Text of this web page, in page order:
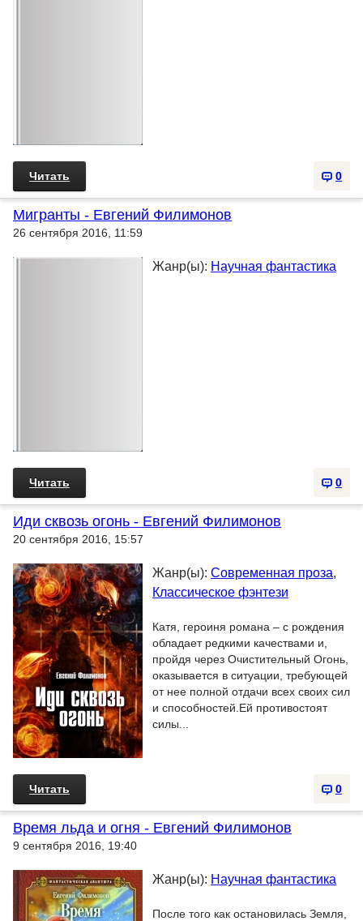
0
Читать
Мигранты - Евгений Филимонов
26 сентября 2016, 11:59
Жанр(ы): Научная фантастика
0
Читать
Иди сквозь огонь - Евгений Филимонов
20 сентября 2016, 15:57
Жанр(ы): Современная проза,
Классическое фэнтези
Катя, героиня романа – с рождения
обладает редкими качествами и,
пройдя через Очистительный Огонь,
оказывается в ситуации, требующей
от нее полной отдачи всех своих сил
и способностей.Ей противостоят
силы...
0
Читать
Время льда и огня - Евгений Филимонов
9 сентября 2016, 19:40
Жанр(ы): Научная фантастика
После того как остановилась Земля,